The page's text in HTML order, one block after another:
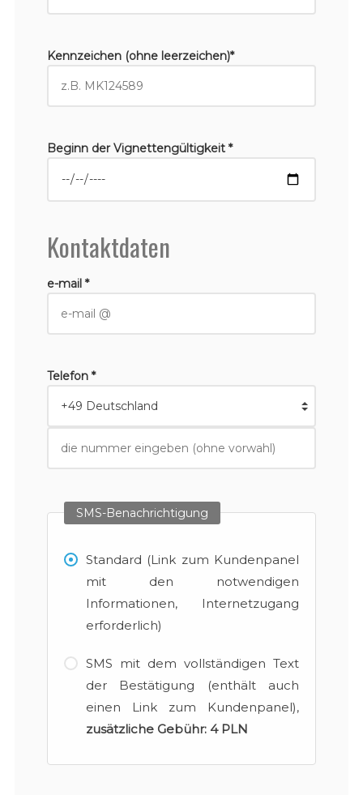
Kennzeichen (ohne leerzeichen)*
Beginn der Vignettengültigkeit *
Kontaktdaten
e-mail *
Telefon *
SMS-Benachrichtigung
Standard (Link zum Kundenpanel
mit den notwendigen
Informationen, Internetzugang
erforderlich)
SMS mit dem vollständigen Text
der Bestätigung (enthält auch
einen Link zum Kundenpanel),
zusätzliche Gebühr: 4 PLN